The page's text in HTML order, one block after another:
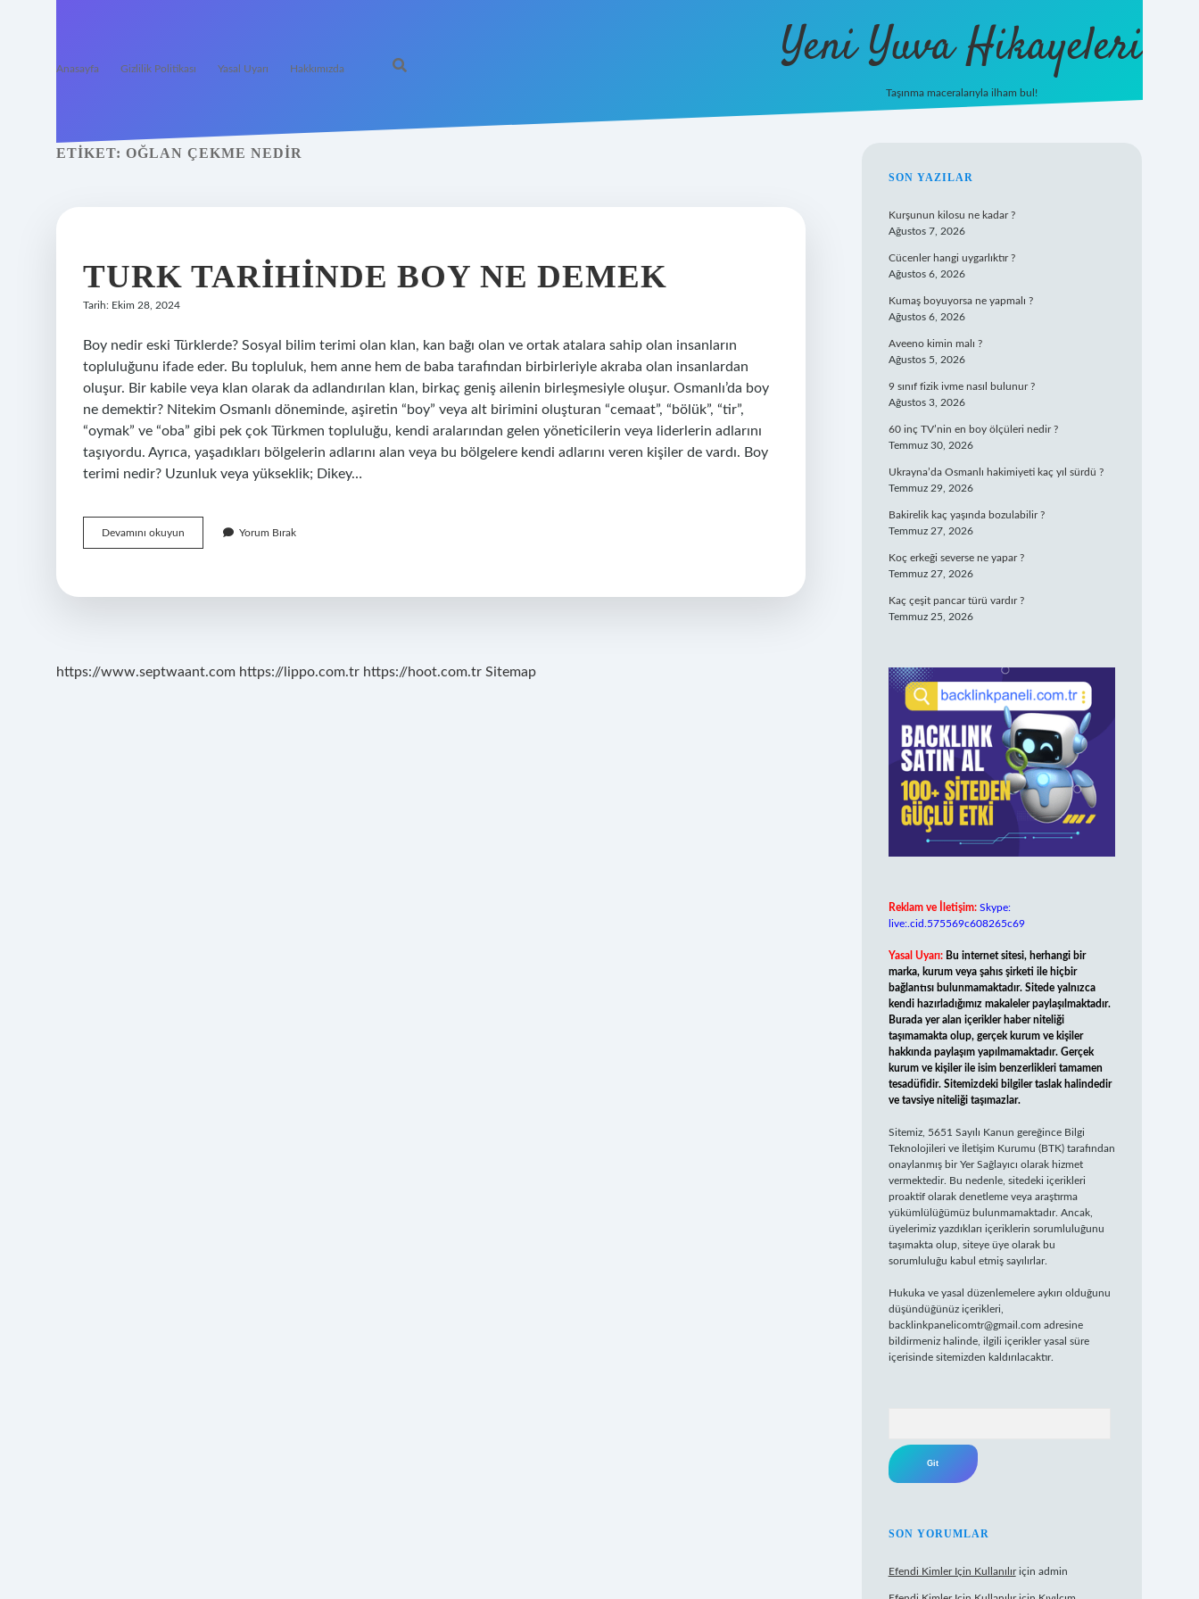
Anasayfa Gizlilik Politikası Yasal Uyarı Hakkımızda Yeni Yuva Hikayeleri
Taşınma maceralarıyla ilham bul!
ETIKET: OĞLAN ÇEKME NEDIR
TURK TARIHINDE BOY NE DEMEK
Tarih: Ekim 28, 2024
Boy nedir eski Türklerde? Sosyal bilim terimi olan klan, kan bağı olan ve ortak atalara sahip olan insanların
topluluğunu ifade eder. Bu topluluk, hem anne hem de baba tarafından birbirleriyle akraba olan insanlardan
oluşur. Bir kabile veya klan olarak da adlandırılan klan, birkaç geniş ailenin birleşmesiyle oluşur. Osmanlı’da boy
ne demektir? Nitekim Osmanlı döneminde, aşiretin “boy” veya alt birimini oluşturan “cemaat”, “bölük”, “tir”,
“oymak” ve “oba” gibi pek çok Türkmen topluluğu, kendi aralarından gelen yöneticilerin veya liderlerin adlarını
taşıyordu. Ayrıca, yaşadıkları bölgelerin adlarını alan veya bu bölgelere kendi adlarını veren kişiler de vardı. Boy
terimi nedir? Uzunluk veya yükseklik; Dikey…
Devamını okuyun
Tarihinde
Demek
Yorum Bırak
https://www.septwaant.com https://lippo.com.tr https://hoot.com.tr Sitemap
SIDEBAR
SON YAZILAR
Kurşunun kilosu ne kadar ?
Ağustos 7, 2026
Cücenler hangi uygarlıktır ?
Ağustos 6, 2026
Kumaş boyuyorsa ne yapmalı ?
Ağustos 6, 2026
Aveeno kimin malı ?
Ağustos 5, 2026
9 sınıf fizik ivme nasıl bulunur ?
Ağustos 3, 2026
60 inç TV’nin en boy ölçüleri nedir ?
Temmuz 30, 2026
Ukrayna’da Osmanlı hakimiyeti kaç yıl sürdü ?
Temmuz 29, 2026
Bakirelik kaç yaşında bozulabilir ?
Temmuz 27, 2026
Koç erkeği severse ne yapar ?
Temmuz 27, 2026
Kaç çeşit pancar türü vardır ?
Temmuz 25, 2026
Reklam ve İletişim: Skype:
live:.cid.575569c608265c69
Yasal Uyarı: Bu internet sitesi, herhangi bir
marka, kurum veya şahıs şirketi ile hiçbir
bağlantısı bulunmamaktadır. Sitede yalnızca
kendi hazırladığımız makaleler paylaşılmaktadır.
Burada yer alan içerikler haber niteliği
taşımamakta olup, gerçek kurum ve kişiler
hakkında paylaşım yapılmamaktadır. Gerçek
kurum ve kişiler ile isim benzerlikleri tamamen
tesadüfidir. Sitemizdeki bilgiler taslak halindedir
ve tavsiye niteliği taşımazlar.
Sitemiz, 5651 Sayılı Kanun gereğince Bilgi
Teknolojileri ve İletişim Kurumu (BTK) tarafından
onaylanmış bir Yer Sağlayıcı olarak hizmet
vermektedir. Bu nedenle, sitedeki içerikleri
proaktif olarak denetleme veya araştırma
yükümlülüğümüz bulunmamaktadır. Ancak,
üyelerimiz yazdıkları içeriklerin sorumluluğunu
taşımakta olup, siteye üye olarak bu
sorumluluğu kabul etmiş sayılırlar.
Hukuka ve yasal düzenlemelere aykırı olduğunu
düşündüğünüz içerikleri,
backlinkpanelicomtr@gmail.com adresine
bildirmeniz halinde, ilgili içerikler yasal süre
içerisinde sitemizden kaldırılacaktır.
SON YORUMLAR
Efendi Kimler Için Kullanılıriçin admin